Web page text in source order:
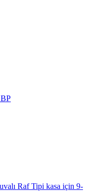
Raf Tipi kasa için 9-